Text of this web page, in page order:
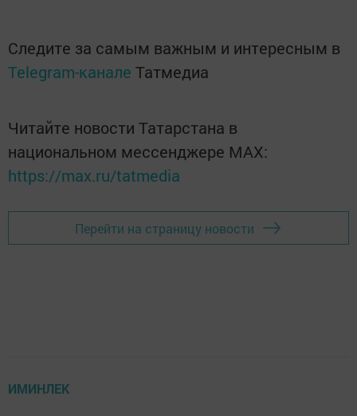
Следите за самым важным и интересным в
Telegram-канале Татмедиа
Читайте новости Татарстана в
национальном мессенджере MАХ:
https://max.ru/tatmedia
Перейти на страницу новости
ИМИНЛЕК